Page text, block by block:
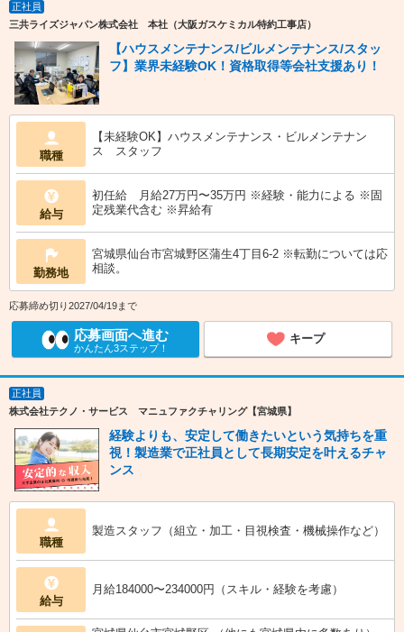
正社員
三共ライズジャパン株式会社 本社（大阪ガスケミカル特約工事店）
【ハウスメンテナンス/ビルメンテナンス/スタッ
フ】業界未経験OK！資格取得等会社支援あり！
職種
【未経験OK】ハウスメンテナンス・ビルメンテナン
ス スタッフ
給与
初任給 月給27万円〜35万円 ※経験・能力による ※固
定残業代含む ※昇給有
勤務地
宮城県仙台市宮城野区蒲生4丁目6-2 ※転勤については応
相談。
応募締め切り2027/04/19まで
応募画面へ進む
かんたん3ステップ！
キープ
正社員
株式会社テクノ・サービス マニュファクチャリング【宮城県】
経験よりも、安定して働きたいという気持ちを重
視！製造業で正社員として長期安定を叶えるチャ
ンス
職種
製造スタッフ（組立・加工・目視検査・機械操作など）
給与
月給184000〜234000円（スキル・経験を考慮）